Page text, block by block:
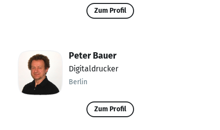
Zum Profil
Peter Bauer
Digitaldrucker
Berlin
Zum Profil